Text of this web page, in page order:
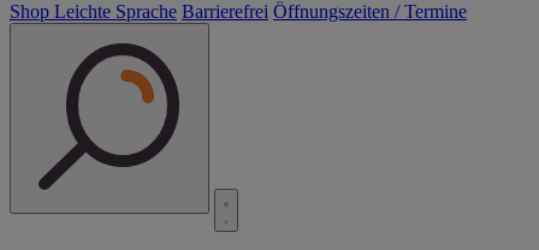
Shop Leichte Sprache Barrierefrei Öffnungszeiten / Termine